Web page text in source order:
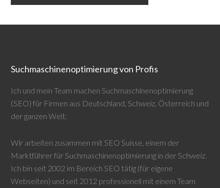
Suchmaschinenoptimierung von Profis
Ich und mein Team machen Suchmaschinenoptimierung
(SEO) für Firmen aus Deutschland, Schweiz, Österreich und
der ganzen Welt.
Wir arbeiten zusammen mit SEO Suisse , einem der
Marktführer für Suchmaschinenoptimierung in der Schweiz.
Ich bin seit 2002 im Bereich SEO tätig (für eigene
Webseiten) und seit 2012 professionell mit einem Team